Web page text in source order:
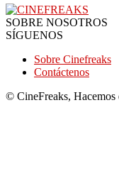
SOBRE NOSOTROS
SÍGUENOS
Sobre Cinefreaks
Contáctenos
© CineFreaks, Hacemos